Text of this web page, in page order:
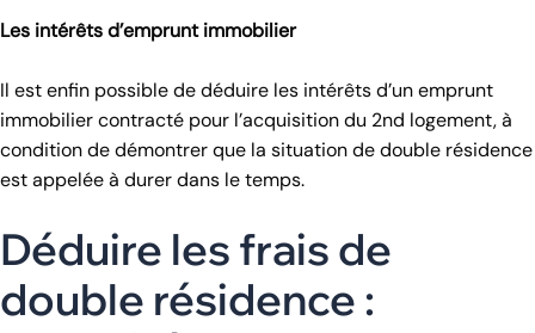
Les intérêts d’emprunt immobilier
Il est enfin possible de déduire les intérêts d’un emprunt
immobilier contracté pour l’acquisition du 2nd logement, à
condition de démontrer que la situation de double résidence
est appelée à durer dans le temps.
Déduire les frais de
double résidence :